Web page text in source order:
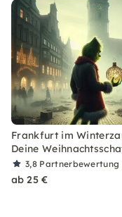
Frankfurt im
Deine
3,8 Partnerbewertung
ab 25 €